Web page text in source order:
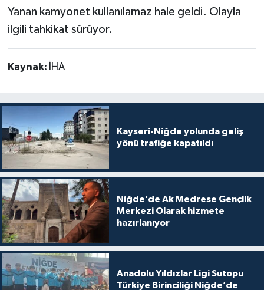
Yanan kamyonet kullanılamaz hale geldi. Olayla
ilgili tahkikat sürüyor.
Kaynak: İHA
Kayseri-Niğde yolunda geliş
yönü trafiğe kapatıldı
Niğde’de Ak Medrese Gençlik
Merkezi Olarak hizmete
hazırlanıyor
Anadolu Yıldızlar Ligi Sutopu
Türkiye Birinciliği Niğde’de